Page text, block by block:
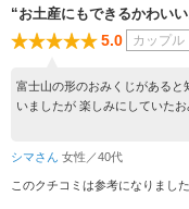
“お土産にもできるかわい
5.0 カップル
富士山の形のおみくじがあると
いましたが 楽しみにしていた
シマさん 女性／40代
このクチコミは参考になりまし